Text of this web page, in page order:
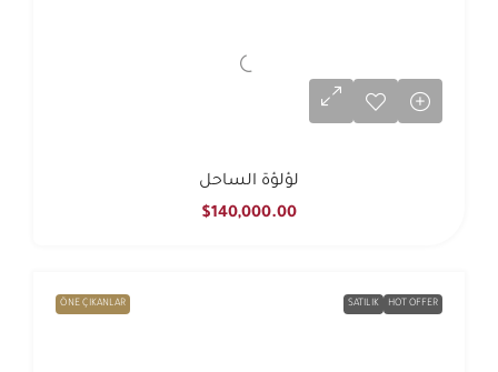
لؤلؤة الساحل
$140,000.00
ÖNE ÇIKANLAR SATILIK HOT OFFER